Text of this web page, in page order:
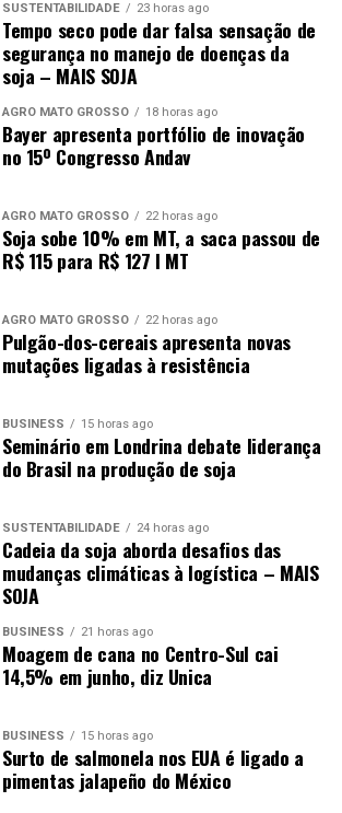
SUSTENTABILIDADE 23 horas ago
Tempo seco pode dar falsa sensação de
segurança no manejo de doenças da
soja – MAIS SOJA
AGRO MATO GROSSO 18 horas ago
Bayer apresenta portfólio de inovação
no 15º Congresso Andav
AGRO MATO GROSSO 22 horas ago
Soja sobe 10% em MT, a saca passou de
R$ 115 para R$ 127 I MT
AGRO MATO GROSSO 22 horas ago
Pulgão-dos-cereais apresenta novas
mutações ligadas à resistência
BUSINESS 15 horas ago
Seminário em Londrina debate liderança
do Brasil na produção de soja
SUSTENTABILIDADE 24 horas ago
Cadeia da soja aborda desafios das
mudanças climáticas à logística – MAIS
SOJA
BUSINESS 21 horas ago
Moagem de cana no Centro-Sul cai
14,5% em junho, diz Unica
BUSINESS 15 horas ago
Surto de salmonela nos EUA é ligado a
pimentas jalapeño do México